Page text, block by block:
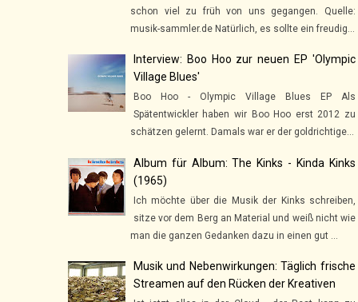
schon viel zu früh von uns gegangen. Quelle:
musik-sammler.de Natürlich, es sollte ein freudig...
Interview: Boo Hoo zur neuen EP 'Olympic
Village Blues'
Boo Hoo - Olympic Village Blues EP Als
Spätentwickler haben wir Boo Hoo erst 2012 zu
schätzen gelernt. Damals war er der goldrichtige...
Album für Album: The Kinks - Kinda Kinks
(1965)
Ich möchte über die Musik der Kinks schreiben,
sitze vor dem Berg an Material und weiß nicht wie
man die ganzen Gedanken dazu in einen gut ...
Musik und Nebenwirkungen: Täglich frische
Streamen auf den Rücken der Kreativen